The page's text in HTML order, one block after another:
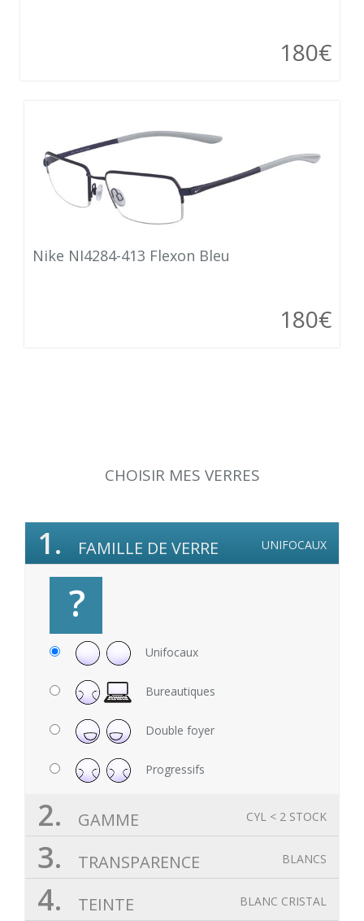
180€
Nike NI4284-413 Flexon Bleu
180€
CHOISIR MES VERRES
UNIFOCAUX
1. FAMILLE DE VERRE
?
Unifocaux
Bureautiques
Double foyer
Progressifs
CYL < 2 STOCK
2. GAMME
BLANCS
3. TRANSPARENCE
BLANC CRISTAL
4. TEINTE